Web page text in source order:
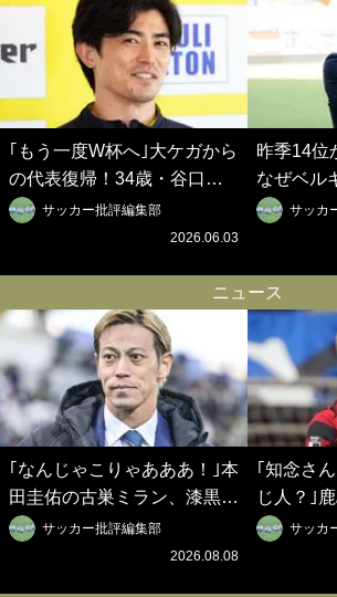
｢もう一度W杯へ｣大ケガから
の代表復帰！34歳・谷口彰
悟の奇跡を支えた日本資本の
ベルギークラブ、次なる野望
ロイデン立石敬之CEOの世
界戦略】(2)
サッカー批評編集部
2026.06.03
昨季14位
なぜベル
ブは創設
挙を成し
之CEOの
サッカ
ニュース
｢なんじゃこりゃあああ！｣本
田圭佑の古巣ミラン、漆黒×
蛍光レッドの超絶クールな新
サードユニに世界が熱狂｢サ
サッカー批評編集部
2026.08.08
｢知念さ
じ人？｣
逆転勝利
ンタビュ
サッカ